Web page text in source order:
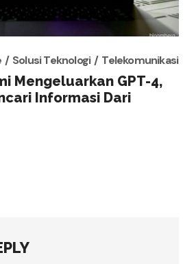
Solusi Teknologi Telekomunikasi
Mengeluarkan GPT-4,
Informasi Dari